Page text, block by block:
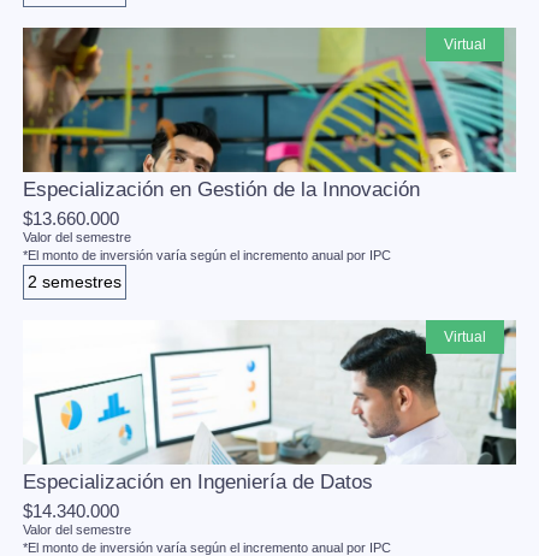
virtual
Especialización en Gestión de la Innovación
$13.660.000
Valor del semestre
*El monto de inversión varía según el incremento anual por IPC
2 semestres
virtual
Especialización en Ingeniería de Datos
$14.340.000
Valor del semestre
*El monto de inversión varía según el incremento anual por IPC